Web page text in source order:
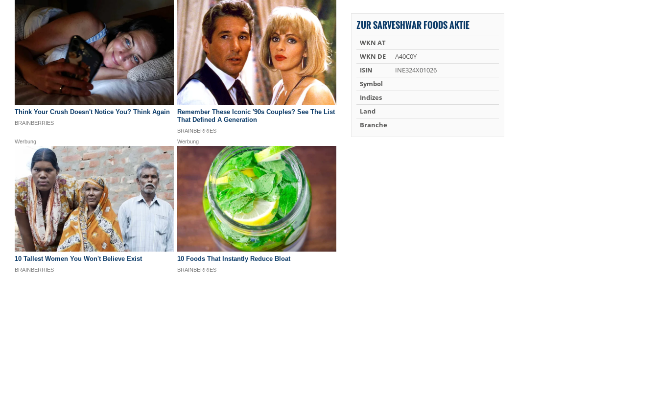
ZUR SARVESHWAR FOODS AKTIE
WKN AT
WKN DE
A40C0Y
ISIN
INE324X01026
Symbol
Indizes
Land
Branche